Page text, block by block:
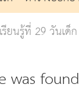
ยนรู้ที่ 29 วันเด็
was